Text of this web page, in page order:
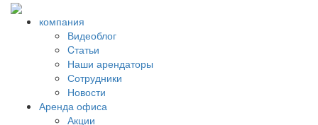
компания
Видеоблог
Cтатьи
Наши арендаторы
Сотрудники
Новости
Аренда офиса
Акции